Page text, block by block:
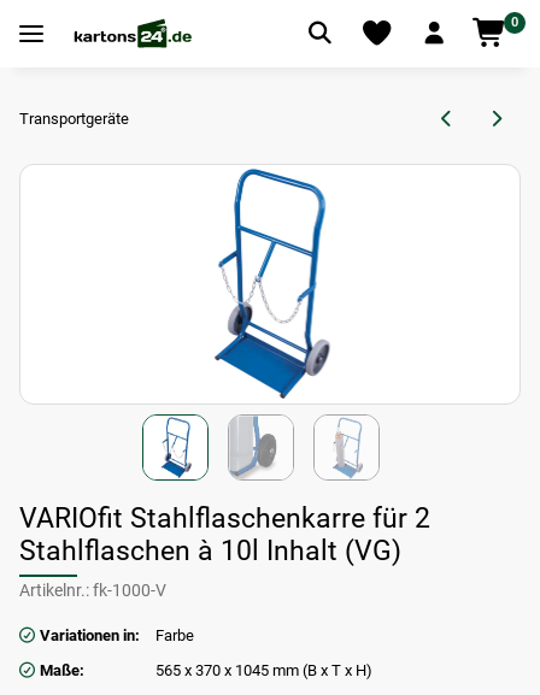
0
Transportgeräte
VARIOfit Stahlflaschenkarre für 2
Stahlflaschen à 10l Inhalt (VG)
Artikelnr.:fk-1000-V
Variationen in:
Farbe
Maße:
565 x 370 x 1045 mm (B x T x H)